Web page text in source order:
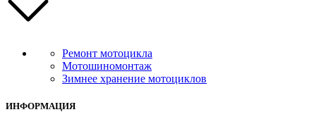
Ремонт мотоцикла
Мотошиномонтаж
Зимнее хранение мотоциклов
ИНФОРМАЦИЯ